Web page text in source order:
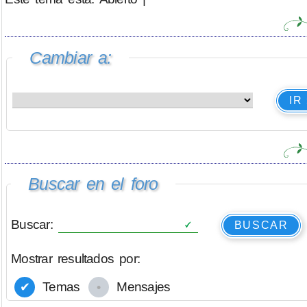
Cambiar a:
Buscar en el foro
Buscar: BUSCAR
Mostrar resultados por:
Temas
Mensajes